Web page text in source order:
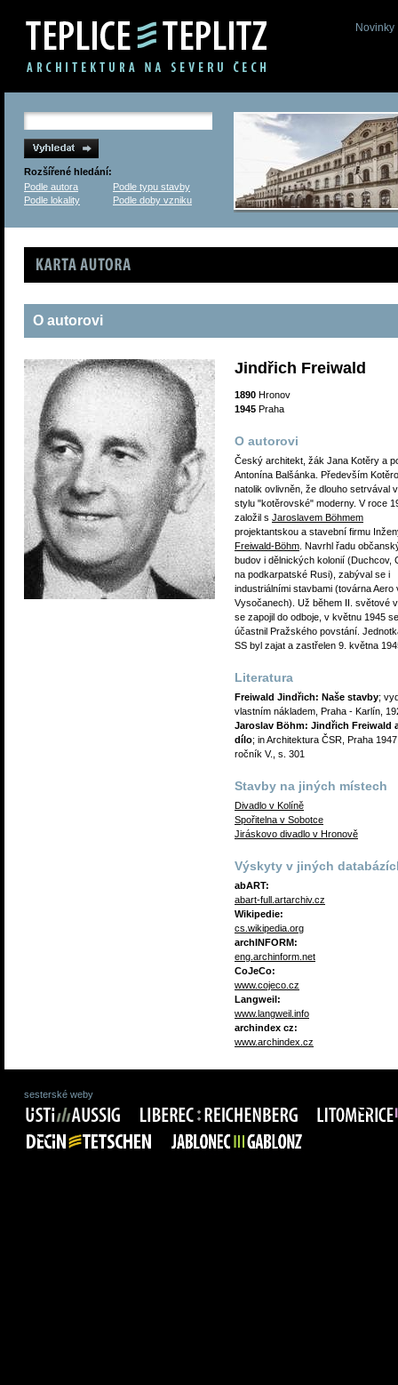
Novinky
Rozšířené hledání:
Podle autora
Podle typu stavby
Podle lokality
Podle doby vzniku
Karta autora
O autorovi
Jindřich Freiwald
1890 Hronov
1945 Praha
O autorovi
Český architekt, žák Jana Kotěry a
Antonína Balšánka. Především
natolik ovlivněn, že dlouho setrvával
stylu "kotěrovské" moderny. V roce
založil s Jaroslavem Böhmem
projektantskou a stavební firmu
Freiwald-Böhm . Navrhl řadu
budov i dělnických kolonií (Duchcov,
na podkarpatské Rusi), zabýval se i
industriálními stavbami (továrna Aero
Vysočanech). Už během II. světové
se zapojil do odboje, v květnu 1945 se
účastnil Pražského povstání.
SS byl zajat a zastřelen 9. května
Literatura
Freiwald Jindřich: Naše stavby;
vlastním nákladem, Praha - Karlín,
Jaroslav Böhm: Jindřich Freiwald
dílo; in Architektura ČSR, Praha
ročník V., s. 301
Stavby na jiných místech
Divadlo v Kolíně
Spořitelna v Sobotce
Jiráskovo divadlo v Hronově
Výskyty v jiných
abART:
abart-full.artarchiv.cz
Wikipedie:
cs.wikipedia.org
archINFORM:
eng.archinform.net
CoJeCo:
www.cojeco.cz
Langweil:
www.langweil.info
archindex cz:
www.archindex.cz
sesterské weby